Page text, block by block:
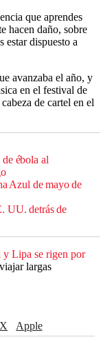
que aprendes
hacen daño, sobre
estar dispuesto a
avanzaba el año, y
en el festival de
de cartel en el
ébola al
Azul de mayo de
UU. detrás de
y Lipa se rigen por
largas
apple